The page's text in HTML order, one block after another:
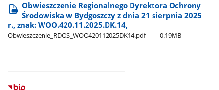
Obwieszczenie Regionalnego Dyrektora Ochrony
Środowiska w Bydgoszczy z dnia 21 sierpnia 2025
r., znak: WOO.420.11.2025.DK.14,
Obwieszczenie​_RDOS​_WOO420112025DK14.pdf 0.19MB